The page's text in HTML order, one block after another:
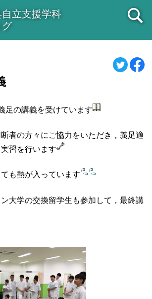
立支援学科
グ
足の講義を受けています
者の方々にご協力をいただき，義足適
習を行います
も熱が入っています
大学の交換留学生も参加して，最終講